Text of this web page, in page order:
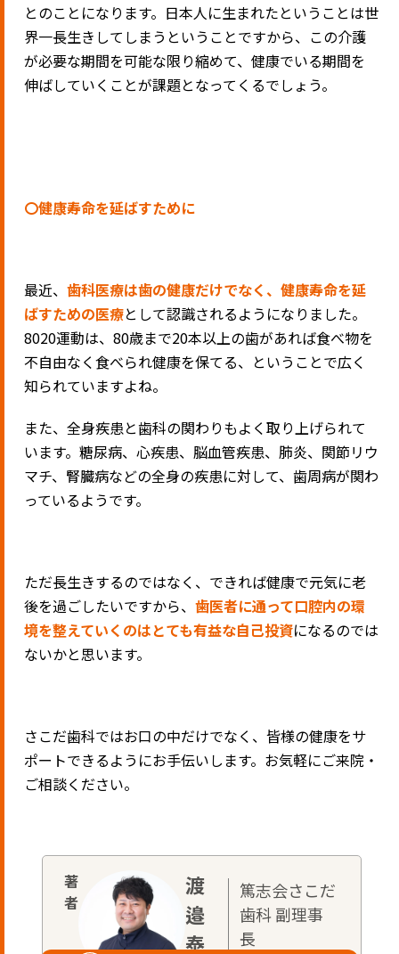
とのことになります。日本人に生まれたということは世
界一長生きしてしまうということですから、この介護
が必要な期間を可能な限り縮めて、健康でいる期間を
伸ばしていくことが課題となってくるでしょう。
〇健康寿命を延ばすために
最近、歯科医療は歯の健康だけでなく、健康寿命を延
ばすための医療として認識されるようになりました。
8020運動は、80歳まで20本以上の歯があれば食べ物を
不自由なく食べられ健康を保てる、ということで広く
知られていますよね。
また、全身疾患と歯科の関わりもよく取り上げられて
います。糖尿病、心疾患、脳血管疾患、肺炎、関節リウ
マチ、腎臓病などの全身の疾患に対して、歯周病が関わ
っているようです。
ただ長生きするのではなく、できれば健康で元気に老
後を過ごしたいですから、歯医者に通って口腔内の環
境を整えていくのはとても有益な自己投資になるのでは
ないかと思います。
さこだ歯科ではお口の中だけでなく、皆様の健康をサ
ポートできるようにお手伝いします。お気軽にご来院・
ご相談ください。
渡
邉
泰
篤志会さこだ
歯科 副理事
長